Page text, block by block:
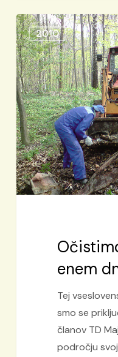
Očistimo
Slovenijo
v
enem
dnevu
2010
enem
Tej
smo se
članov TD
področju